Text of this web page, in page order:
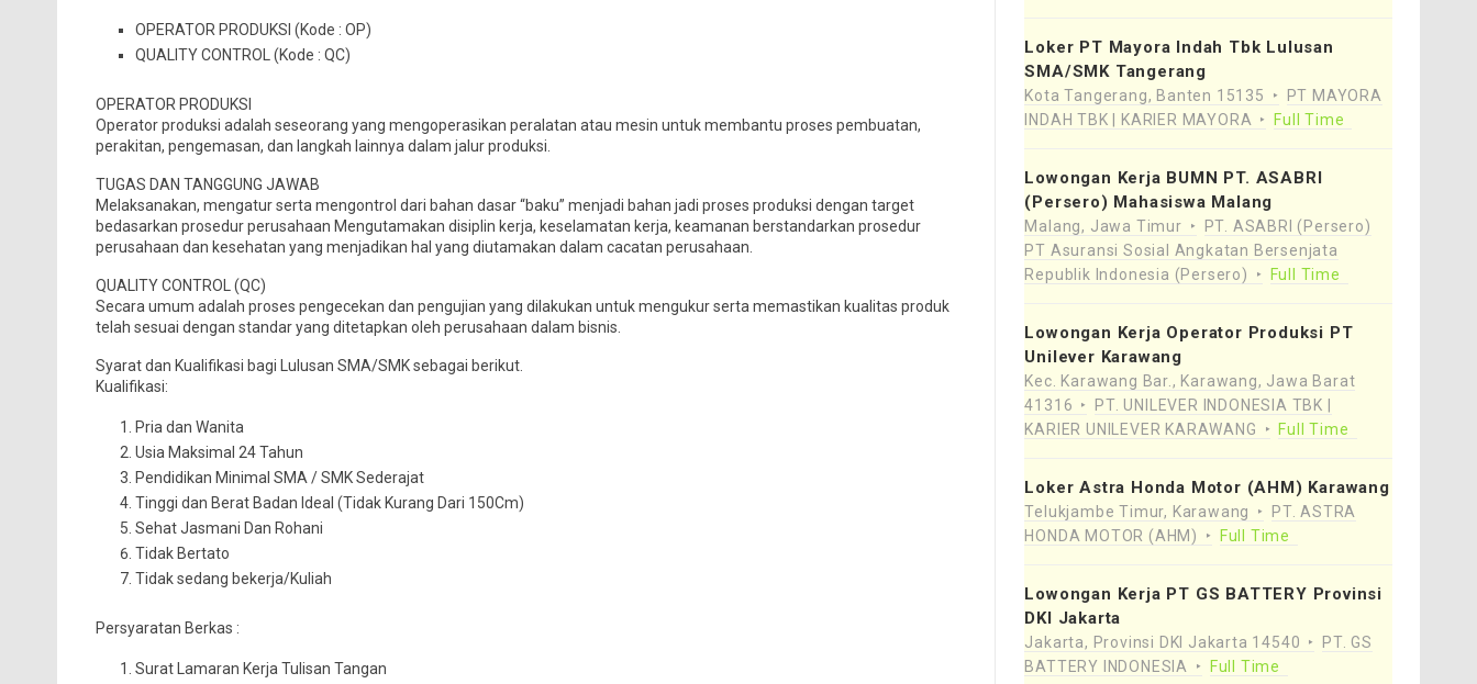
OPERATOR PRODUKSI (Kode : OP)
QUALITY CONTROL (Kode : QC)
OPERATOR PRODUKSI
Operator produksi adalah seseorang yang mengoperasikan peralatan atau mesin untuk membantu proses pembuatan,
perakitan, pengemasan, dan langkah lainnya dalam jalur produksi.
TUGAS DAN TANGGUNG JAWAB
Melaksanakan, mengatur serta mengontrol dari bahan dasar “baku” menjadi bahan jadi proses produksi dengan target
bedasarkan prosedur perusahaan Mengutamakan disiplin kerja, keselamatan kerja, keamanan berstandarkan prosedur
perusahaan dan kesehatan yang menjadikan hal yang diutamakan dalam cacatan perusahaan.
QUALITY CONTROL (QC)
Secara umum adalah proses pengecekan dan pengujian yang dilakukan untuk mengukur serta memastikan kualitas produk
telah sesuai dengan standar yang ditetapkan oleh perusahaan dalam bisnis.
Syarat dan Kualifikasi bagi Lulusan SMA/SMK sebagai berikut.
Kualifikasi:
Pria dan Wanita
Usia Maksimal 24 Tahun
Pendidikan Minimal SMA / SMK Sederajat
Tinggi dan Berat Badan Ideal (Tidak Kurang Dari 150Cm)
Sehat Jasmani Dan Rohani
Tidak Bertato
Tidak sedang bekerja/Kuliah
Persyaratan Berkas :
Surat Lamaran Kerja Tulisan Tangan
Loker PT Mayora Indah Tbk Lulusan
SMA/SMK Tangerang
Kota Tangerang, Banten 15135
PT MAYORA
INDAH TBK | KARIER MAYORA
Full Time
Lowongan Kerja BUMN PT. ASABRI
(Persero) Mahasiswa Malang
Malang, Jawa Timur
PT. ASABRI (Persero)
PT Asuransi Sosial Angkatan Bersenjata
Republik Indonesia (Persero)
Full Time
Lowongan Kerja Operator Produksi PT
Unilever Karawang
Kec. Karawang Bar., Karawang, Jawa Barat
41316
PT. UNILEVER INDONESIA TBK |
KARIER UNILEVER KARAWANG
Full Time
Loker Astra Honda Motor (AHM) Karawang
Telukjambe Timur, Karawang
PT. ASTRA
HONDA MOTOR (AHM)
Full Time
Lowongan Kerja PT GS BATTERY Provinsi
DKI Jakarta
Jakarta, Provinsi DKI Jakarta 14540
PT. GS
BATTERY INDONESIA
Full Time